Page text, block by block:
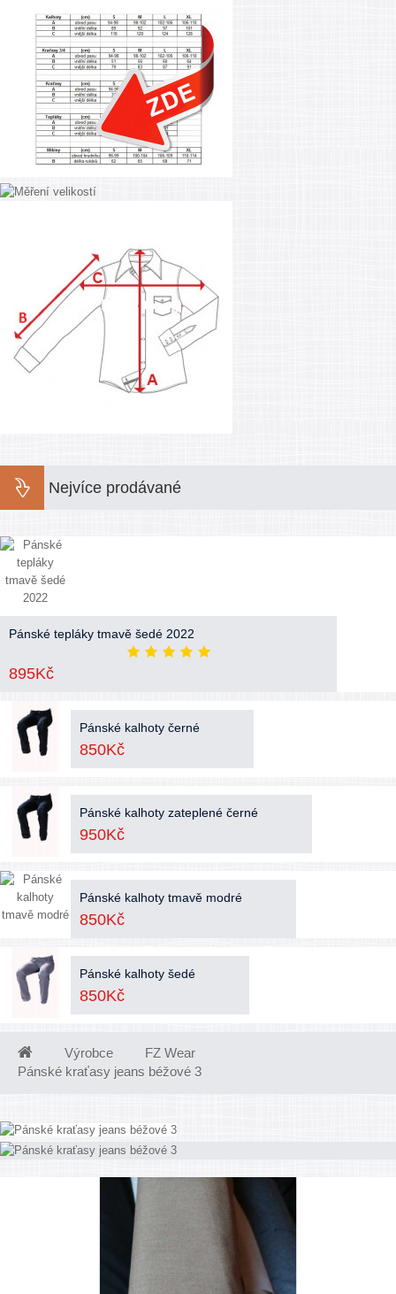
Nejvíce prodávané
Pánské tepláky tmavě šedé 2022
895Kč
Pánské kalhoty černé
850Kč
Pánské kalhoty zateplené černé
950Kč
Pánské kalhoty tmavě modré
850Kč
Pánské kalhoty šedé
850Kč
Výrobce
FZ Wear
Pánské kraťasy jeans béžové 3